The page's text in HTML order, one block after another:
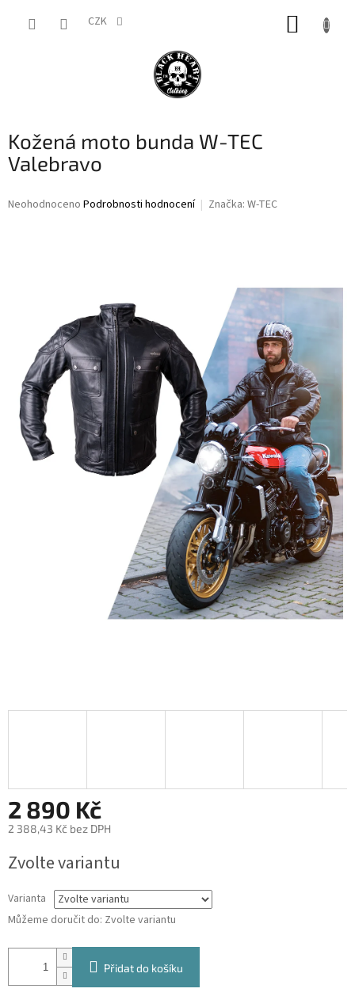
CZK
Kožená moto bunda W-TEC
Valebravo
Průměrné
Neohodnoceno Podrobnosti hodnocení Značka: W-TEC
2 890 Kč
2 388,43 Kč bez DPH
cena:
Zvolte variantu
Varianta
Můžeme doručit do: Zvolte variantu
Přidat do košíku